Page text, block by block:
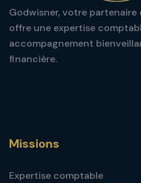
Godwisner, votre
offre une expertise
accompagnement
financière.
Missions
Expertise comptable